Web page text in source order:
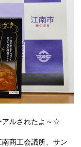
アルされたよ～☆
商工会議所、サン